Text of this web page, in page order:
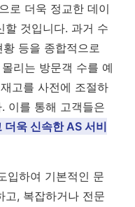
로 더욱 정교한 데이
할 것입니다. 과거 수
등을 종합적으로
리는 방문객 수를 예
고를 사전에 조절하
이를 통해 고객들은
더욱 신속한 AS 서비
입하여 기본적인 문
고, 복잡하거나 전문